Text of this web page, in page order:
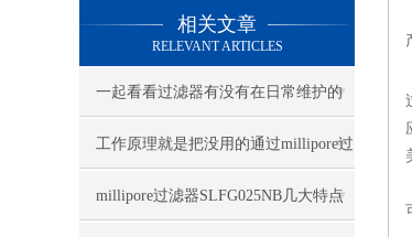
相关文章
RELEVANT ARTICLES
一起看看过滤器有没有在日常维护的
常见误区里“中招”
工作原理就是把没用的通过millipore过
滤器去掉
millipore过滤器SLFG025NB几大特点